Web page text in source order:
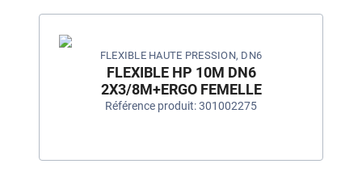
FLEXIBLE HAUTE PRESSION, DN6
FLEXIBLE HP 10M DN6
2X3/8M+ERGO FEMELLE
Référence produit: 301002275